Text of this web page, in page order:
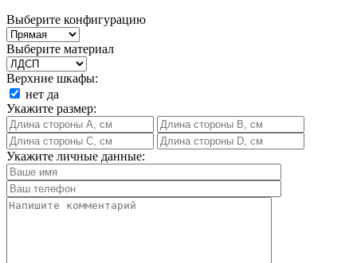
Выберите конфигурацию
Выберите материал
Верхние шкафы:
нет да
Укажите размер:
Укажите личные данные: